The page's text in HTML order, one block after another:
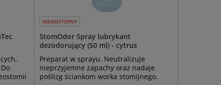
NIEDOSTĘPNY
StomOdor Spray lubrykant
dezodorujący (50 ml) - cytrus
Preparat w sprayu. Neutralizuje
nieprzyjemne zapachy oraz nadaje
poślizg ściankom worka stomijnego.